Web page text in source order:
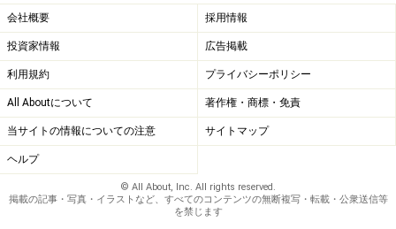
会社概要 採用情報
投資家情報 広告掲載
利用規約 プライバシーポリシー
All Aboutについて 著作権・商標・免責
当サイトの情報についての注意 サイトマップ
ヘルプ
© All About, Inc. All rights reserved.
掲載の記事・写真・イラストなど、すべてのコンテンツの無断複写・転載・公衆送信等
を禁じます